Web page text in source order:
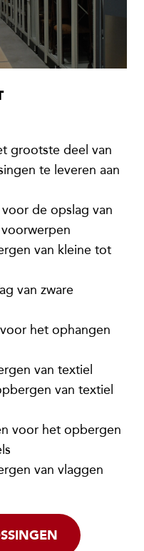
grootste deel van
te leveren aan
de opslag van
van kleine tot
van zware
het ophangen
van textiel
van textiel
voor het opbergen
van vlaggen